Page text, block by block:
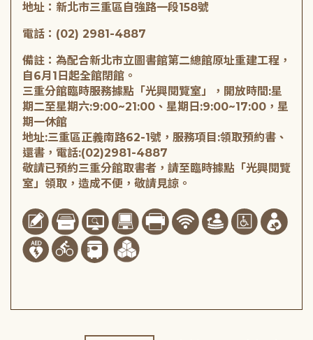
地址：新北市三重區自強路一段158號
電話：(02) 2981-4887
備註：為配合新北市立圖書館第二總館原址重建工程，
自6月1日起全館閉館。
三重分館臨時服務據點「光興閱覽室」，開放時間:星
期二至星期六:9:00~21:00、星期日:9:00~17:00，星
期一休館
地址:三重區正義南路62-1號，服務項目:領取預約書、
還書，電話:(02)2981-4887
敬請已預約三重分館取書者，請至臨時據點「光興閱覽
室」領取，造成不便，敬請見諒。